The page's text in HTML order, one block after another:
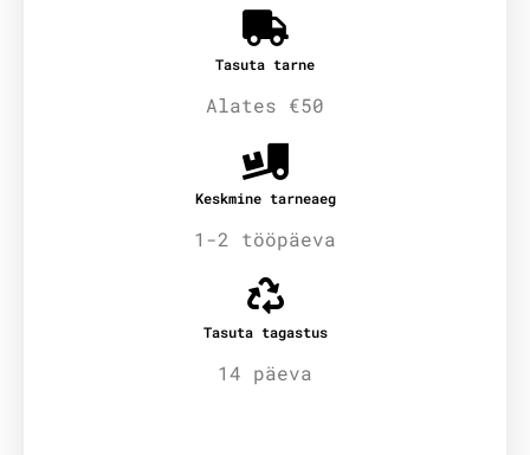
Tasuta tarne
Alates €50
Keskmine tarneaeg
1-2 tööpäeva
Tasuta tagastus
14 päeva